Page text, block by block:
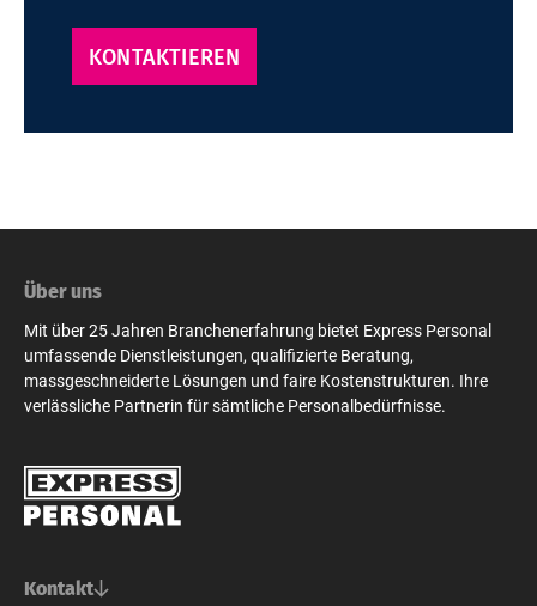
KONTAKTIEREN
Über uns
Mit über 25 Jahren Branchenerfahrung bietet Express Personal
umfassende Dienstleistungen, qualifizierte Beratung,
massgeschneiderte Lösungen und faire Kostenstrukturen. Ihre
verlässliche Partnerin für sämtliche Personalbedürfnisse.
Kontakt